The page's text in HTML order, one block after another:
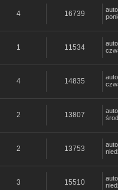
4 16739
1 11534
4 14835
2 13807
2 13753
3 15510